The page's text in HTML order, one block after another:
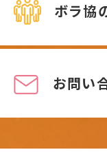
ボラ協
お問い